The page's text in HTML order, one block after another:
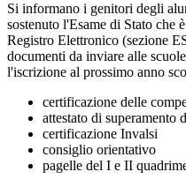
Si informano i genitori degli
sostenuto l'Esame di Stato che
Registro Elettronico (sezione
documenti da inviare alle
l'iscrizione al prossimo anno
certificazione delle
attestato di superamento
certificazione Invalsi
consiglio orientativo
pagelle del I e II